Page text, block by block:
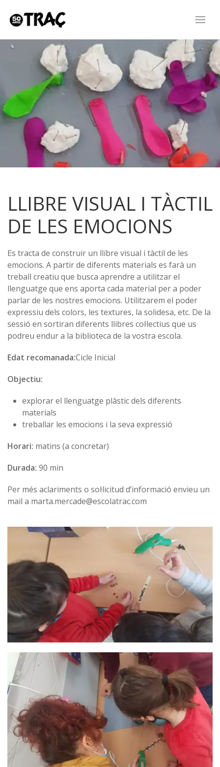
LLIBRE VISUAL I TÀCTIL
DE LES EMOCIONS
Es tracta de construir un llibre visual i tàctil de les
emocions. A partir de diferents materials es farà un
treball creatiu que busca aprendre a utilitzar el
llenguatge que ens aporta cada material per a poder
parlar de les nostres emocions. Utilitzarem el poder
expressiu dels colors, les textures, la solidesa, etc. De la
sessió en sortiran diferents llibres col·lectius que us
podreu endur a la biblioteca de la vostra escola.
Edat recomanada:Cicle Inicial
Objectiu:
explorar el llenguatge plàstic dels diferents
materials
treballar les emocions i la seva expressió
Horari: matins (a concretar)
Durada: 90 min
Per més aclariments o sol·licitud d’informació envieu un
mail a marta.mercade@escolatrac.com